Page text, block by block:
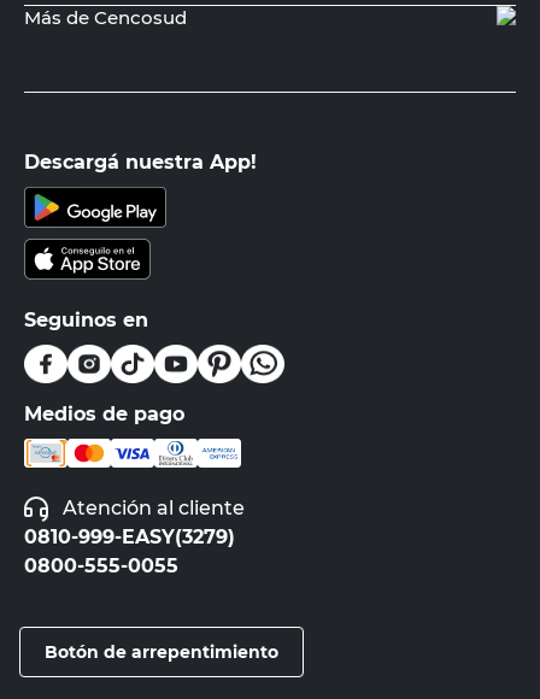
Más de Cencosud
Descargá nuestra App!
Seguinos en
Medios de pago
Atención al cliente
0810-999-EASY(3279)
0800-555-0055
Botón de arrepentimiento